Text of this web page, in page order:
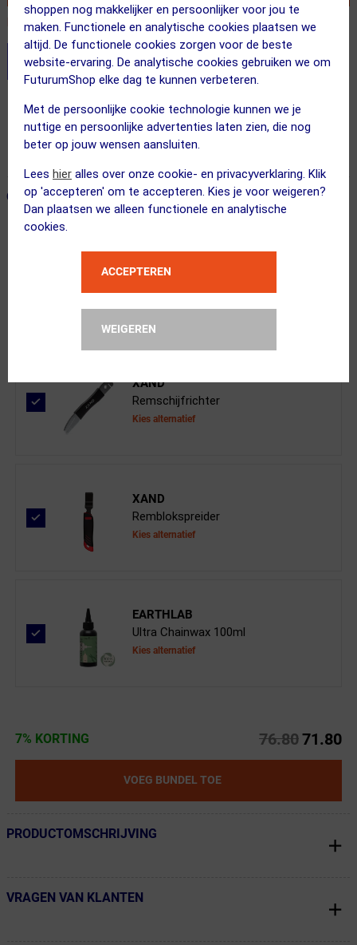
shoppen nog makkelijker en persoonlijker voor jou te
maken. Functionele en analytische cookies plaatsen we
altijd. De functionele cookies zorgen voor de beste
website-ervaring. De analytische cookies gebruiken we om
FuturumShop elke dag te kunnen verbeteren.
Met de persoonlijke cookie technologie kunnen we je
nuttige en persoonlijke advertenties laten zien, die nog
beter op jouw wensen aansluiten.
Lees hier alles over onze cookie- en privacyverklaring. Klik
op 'accepteren' om te accepteren. Kies je voor weigeren?
Dan plaatsen we alleen functionele en analytische
cookies.
ACCEPTEREN
WEIGEREN
Recent besteld door 9 klanten! Bestel ook snel!
Stel je productvragen aan onze AI assistent
Gratis verzending vanaf €49
Voor 23:00 uur besteld, morgen in huis
← Terug naar productnavigatie
ONZE AANBEVOLEN COMBINATIE
BBB Cycling
DiscStop Organic Coolfin BBS-561CP ...
XAND
Remschijfrichter
Kies alternatief
XAND
Remblokspreider
Kies alternatief
EARTHLAB
Ultra Chainwax 100ml
Kies alternatief
7% KORTING 76.8071.80
VOEG BUNDEL TOE
← Terug naar productnavigatie
PRODUCTOMSCHRIJVING
← Terug naar productnavigatie
VRAGEN VAN KLANTEN